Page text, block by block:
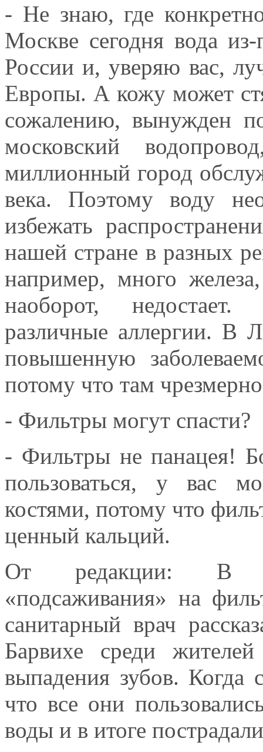
- Не знаю, где
Москве сегодня вода
России и, уверяю вас,
Европы. А кожу может
сожалению, вынужден
московский
миллионный город
века. Поэтому воду
избежать
нашей стране в разных
например, много
наоборот,
различные аллергии. В
повышенную
потому что там
- Фильтры могут спасти?
- Фильтры не панацея!
пользоваться, у вас
костями, потому что
ценный кальций.
От редакции: В
«подсаживания» на
санитарный врач
Барвихе среди
выпадения зубов. Когда
что все они
воды и в итоге